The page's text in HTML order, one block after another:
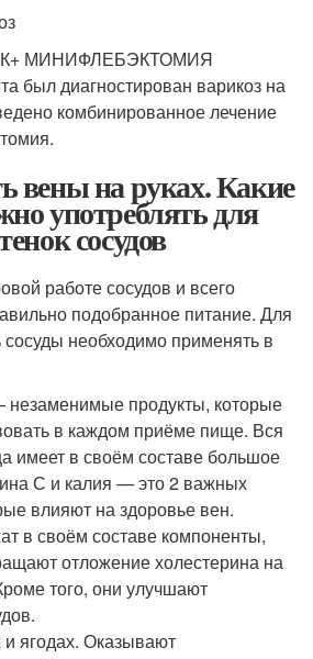
МИНИФЛЕБЭКТОМИЯ
был диагностирован варикоз на
комбинированное лечение
вены на руках. Какие
употреблять для
сосудов
работе сосудов и всего
подобранное питание. Для
сосуды необходимо применять в
продукты, которые
в каждом приёме пище. Вся
имеет в своём составе большое
С и калия — это 2 важных
влияют на здоровье вен.
в своём составе компоненты,
отложение холестерина на
того, они улучшают
ягодах. Оказывают